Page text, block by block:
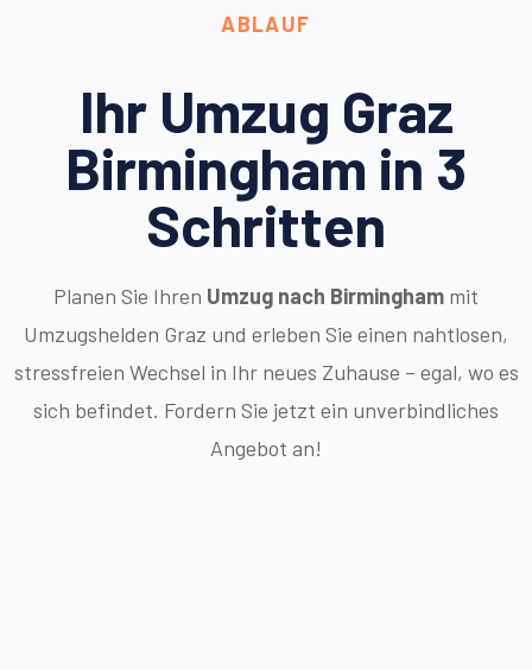
ABLAUF
Ihr Umzug Graz
Birmingham in 3
Schritten
Planen Sie Ihren Umzug nach Birmingham mit
Umzugshelden Graz und erleben Sie einen nahtlosen,
stressfreien Wechsel in Ihr neues Zuhause – egal, wo es
sich befindet. Fordern Sie jetzt ein unverbindliches
Angebot an!